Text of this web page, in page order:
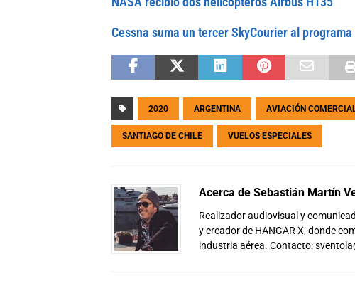
Cessna suma un tercer SkyCourier al
2020 ARGENTINA AVIACIÓN
SANTIAGO DE CHILE VUELOS ESPECIALES
Acerca de Sebastián Martín
Realizador audiovisual y
y creador de HANGAR X, donde
industria aérea. Contacto: